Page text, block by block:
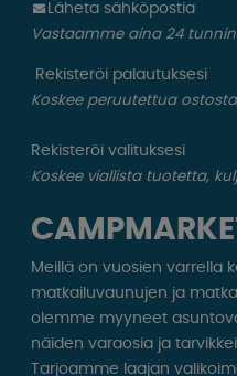
Läheta sähköpostia
Vastaamme aina 24
Rekisteröi palautuksesi
Koskee peruutettua
Rekisteröi valituksesi
Koskee viallista tuotetta,
Meillä on vuosien varrella
matkailuvaunujen ja
olemme myyneet
näiden varaosia ja
Tarjoamme laajan